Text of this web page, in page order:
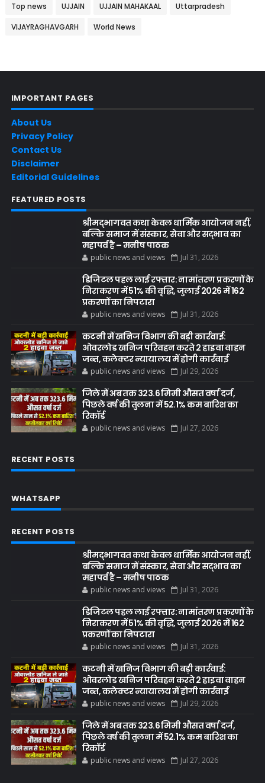
Top news UJJAIN UJJAIN MAHAKAAL Uttarpradesh
VIJAYRAGHAVGARH World News
IMPORTANT PAGES
About Us
Privacy Policy
Contact Us
Disclaimer
Editorial Guidelines
FEATURED POSTS
श्रीमद्भागवत कथा केवल धार्मिक आयोजन नहीं,
बल्कि समाज में संस्कार, सेवा और सद्भाव का
महापर्व है – मनीष पाठक
public news and views Jul 31, 2026
डिजिटल पहल लाई रफ्तार: नामांतरण प्रकरणों के
निराकरण में 51% की वृद्धि, जुलाई 2026 में 162
प्रकरणों का निपटारा
public news and views Jul 31, 2026
कटनी में खनिज विभाग की बड़ी कार्रवाई:
ओवरलोड खनिज परिवहन करते 2 हाइवा वाहन
जब्त, कलेक्टर न्यायालय में होगी कार्रवाई
public news and views Jul 29, 2026
जिले में अब तक 323.6 मिमी औसत वर्षा दर्ज,
पिछले वर्ष की तुलना में 52.1% कम बारिश का
रिकॉर्ड
public news and views Jul 27, 2026
RECENT POSTS
WHATSAPP
RECENT POSTS
श्रीमद्भागवत कथा केवल धार्मिक आयोजन नहीं,
बल्कि समाज में संस्कार, सेवा और सद्भाव का
महापर्व है – मनीष पाठक
public news and views Jul 31, 2026
डिजिटल पहल लाई रफ्तार: नामांतरण प्रकरणों के
निराकरण में 51% की वृद्धि, जुलाई 2026 में 162
प्रकरणों का निपटारा
public news and views Jul 31, 2026
कटनी में खनिज विभाग की बड़ी कार्रवाई:
ओवरलोड खनिज परिवहन करते 2 हाइवा वाहन
जब्त, कलेक्टर न्यायालय में होगी कार्रवाई
public news and views Jul 29, 2026
जिले में अब तक 323.6 मिमी औसत वर्षा दर्ज,
पिछले वर्ष की तुलना में 52.1% कम बारिश का
रिकॉर्ड
public news and views Jul 27, 2026